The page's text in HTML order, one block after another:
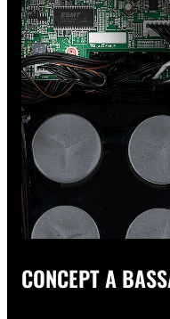
CONCEPT A